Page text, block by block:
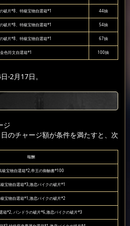
破片*8、特級宝物自選箱*1 44抽
破片*8、特級宝物自選箱*1 54抽
破片*8、特級宝物自選箱*1 67抽
金色符文自選箱*1 100抽
-2月17日。
ジ
のチャージ額が条件を満たすと、次
報酬
級宝物自選箱*2,帝王の御触書*100
宝物自選箱*3,激恋バイクの破片*1
宝物自選箱*1,激恋バイクの破片*2
箱*2, パンドラの破片*6,激恋バイクの破片*3